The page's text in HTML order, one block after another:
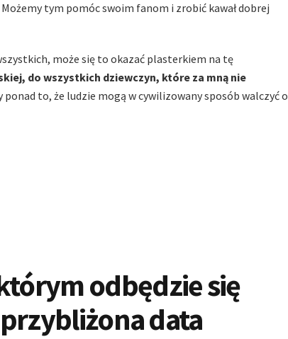
tym pomóc swoim fanom i zrobić kawał dobrej
może się to okazać plasterkiem na tę
do wszystkich dziewczyn, które za mną nie
ponad to, że ludzie mogą w cywilizowany sposób walczyć o
odbędzie się
data